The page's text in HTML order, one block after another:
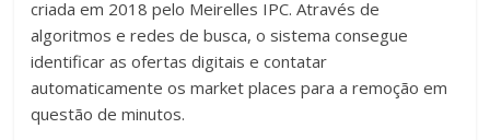
criada em 2018 pelo Meirelles IPC. Através de
algoritmos e redes de busca, o sistema consegue
identificar as ofertas digitais e contatar
automaticamente os market places para a remoção em
questão de minutos.